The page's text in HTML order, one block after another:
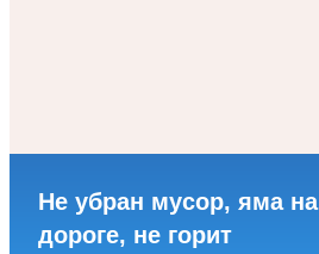
Не убран мусор, яма на
дороге, не горит